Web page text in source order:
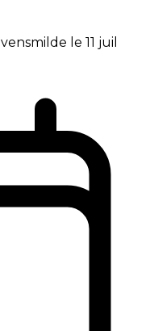
le 11 juil